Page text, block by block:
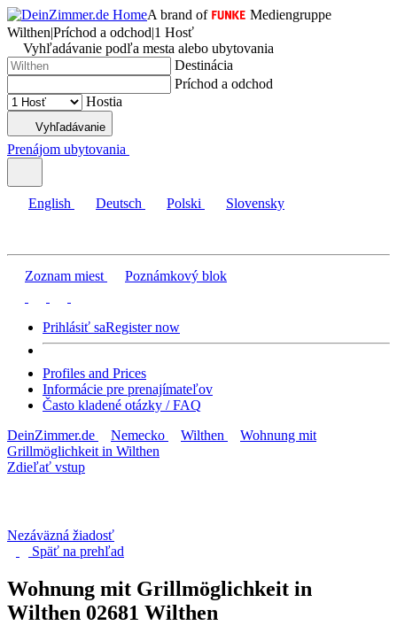
A brand of
Mediengruppe
Wilthen|Príchod a odchod|1 Hosť
Vyhľadávanie podľa mesta alebo ubytovania
Destinácia
Príchod a odchod
Hostia
Vyhľadávanie
Prenájom ubytovania
English Deutsch Polski Slovensky
Zoznam miest Poznámkový blok
Prihlásiť saRegister now
Profiles and Prices
Informácie pre prenajímateľov
Často kladené otázky / FAQ
DeinZimmer.de
Nemecko Wilthen
Wohnung mit
Grillmöglichkeit in Wilthen
Zdieľať vstup
Nezáväzná žiadosť
Späť na prehľad
Wohnung mit Grillmöglichkeit in
Wilthen 02681 Wilthen